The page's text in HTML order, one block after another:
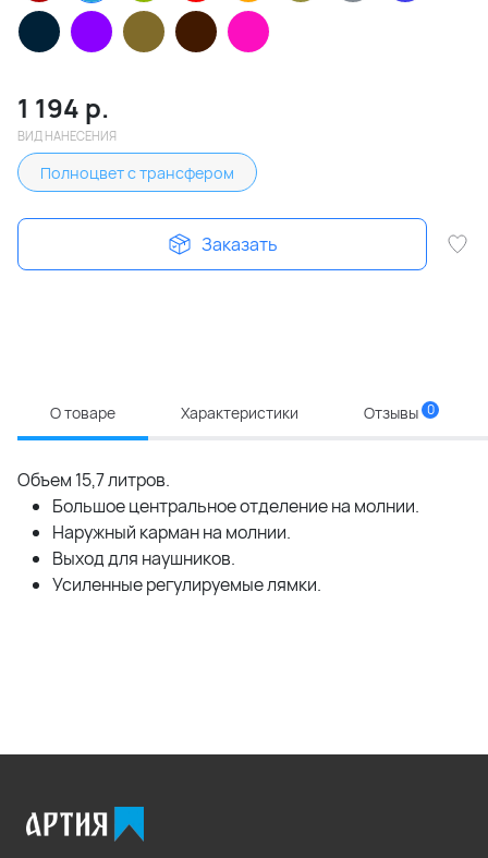
1 194 р.
ВИД НАНЕСЕНИЯ
Полноцвет с трансфером
Заказать
О товаре Характеристики Отзывы 0
Объем 15,7 литров.
Большое центральное отделение на молнии.
Наружный карман на молнии.
Выход для наушников.
Усиленные регулируемые лямки.